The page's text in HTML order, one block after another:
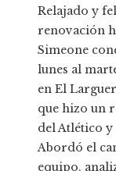
Relajado y
renovación
Simeone
lunes al
en El
que hizo un
del Atlético y
Abordó el
equipo,